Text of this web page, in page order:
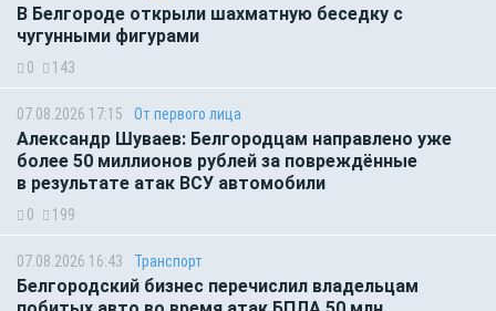
В Белгороде открыли шахматную беседку с
чугунными фигурами
0 143
07.08.2026 17:15 От первого лица
Александр Шуваев: Белгородцам направлено уже
более 50 миллионов рублей за повреждённые
в результате атак ВСУ автомобили
0 199
07.08.2026 16:43 Транспорт
Белгородский бизнес перечислил владельцам